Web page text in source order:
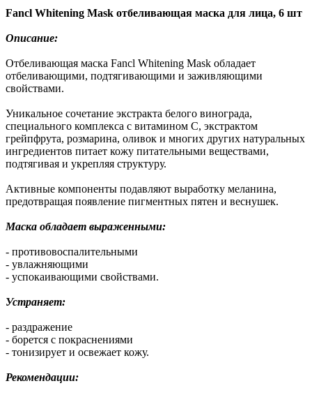
Fancl Whitening Mask отбеливающая маска для лица, 6 шт
Описание:
Отбеливающая маска Fancl Whitening Mask обладает
отбеливающими, подтягивающими и заживляющими
свойствами.
Уникальное сочетание экстракта белого винограда,
специального комплекса с витамином С, экстрактом
грейпфрута, розмарина, оливок и многих других натуральных
ингредиентов питает кожу питательными веществами,
подтягивая и укрепляя структуру.
Активные компоненты подавляют выработку меланина,
предотвращая появление пигментных пятен и веснушек.
Маска обладает выраженными:
- противовоспалительными
- увлажняющими
- успокаивающими свойствами.
Устраняет:
- раздражение
- борется с покраснениями
- тонизирует и освежает кожу.
Рекомендации: